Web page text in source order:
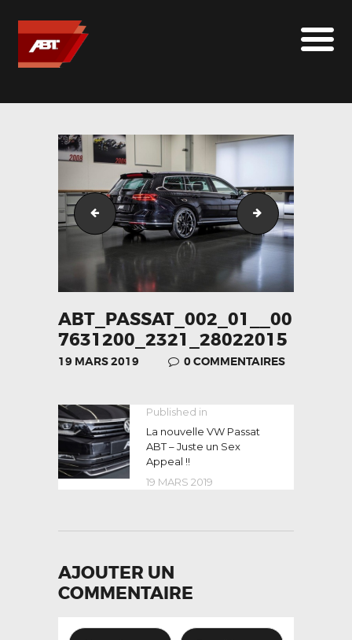
ABT SPORTSLINE FRANCE
MARQUES
LE SUR-MESURE
ABT
CONTACT
abt_passat_001_03__081438600_2321_28022015
ABT_PASSAT_002_01__00
7631200_2321_28022015
19 MARS 2019 0 COMMENTAIRES
NAVIGATION
DE
L’ARTICLE
Published in
post:
La nouvelle VW Passat
ABT – Juste un Sex
Appeal !!
19 MARS 2019
AJOUTER UN
COMMENTAIRE